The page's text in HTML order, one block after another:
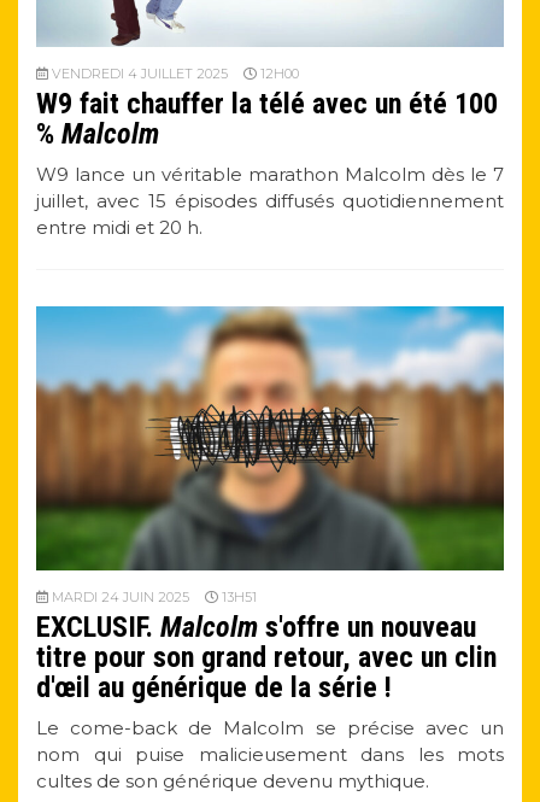
VENDREDI 4 JUILLET 2025 12H00
W9 fait chauffer la télé avec un été 100
% Malcolm
W9 lance un véritable marathon Malcolm dès le 7
juillet, avec 15 épisodes diffusés quotidiennement
entre midi et 20 h.
MARDI 24 JUIN 2025 13H51
EXCLUSIF. Malcolm s'offre un nouveau
titre pour son grand retour, avec un clin
d'œil au générique de la série !
Le come-back de Malcolm se précise avec un
nom qui puise malicieusement dans les mots
cultes de son générique devenu mythique.